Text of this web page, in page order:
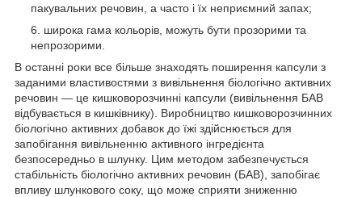
пакувальних речовин, а часто і їх неприємний запах;
широка гама кольорів, можуть бути прозорими та
непрозорими.
В останні роки все більше знаходять поширення капсули з
заданими властивостями з вивільнення біологічно активних
речовин — це кишковорозчинні капсули (вивільнення БАВ
відбувається в кишківнику). Виробництво кишковорозчинних
біологічно активних добавок до їжі здійснюється для
запобігання вивільненню активного інгредієнта
безпосередньо в шлунку. Цим методом забезпечується
стабільність біологічно активних речовин (БАВ), запобігає
впливу шлункового соку, що може сприяти зниженню